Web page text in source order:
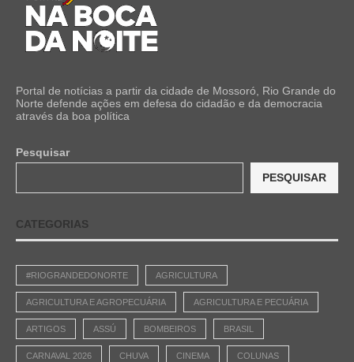
Portal de notícias a partir da cidade de Mossoró, Rio Grande do
Norte defende ações em defesa do cidadão e da democracia
através da boa política
Pesquisar
PESQUISAR
CATEGORIAS
#RIOGRANDEDONORTE AGRICULTURA
AGRICULTURA E AGROPECUÁRIA AGRICULTURA E PECUÁRIA
ARTIGOS ASSÚ BOMBEIROS BRASIL
CARNAVAL 2026 CHUVA CINEMA COLUNAS